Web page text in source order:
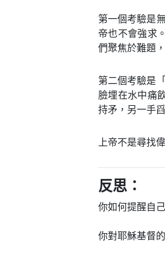
第一個考驗是
帝也不會強求
們聚焦於難題
第二個考驗是
臉埋在水中痛
持矛，另一手
上帝不是尋找
反思：
你如何提醒自
你對耶穌基督